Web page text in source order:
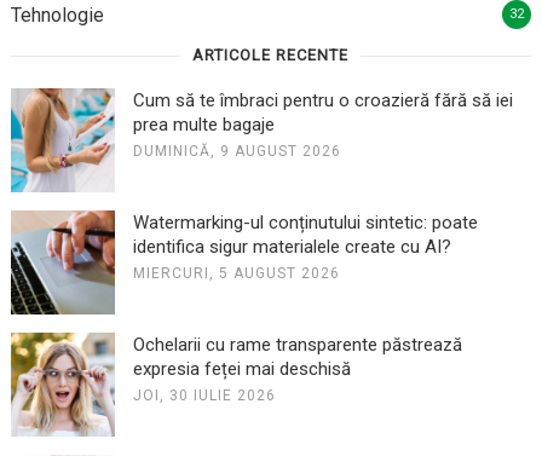
Tehnologie 32
ARTICOLE RECENTE
Cum să te îmbraci pentru o croazieră fără să iei
prea multe bagaje
DUMINICĂ, 9 AUGUST 2026
Watermarking-ul conținutului sintetic: poate
identifica sigur materialele create cu AI?
MIERCURI, 5 AUGUST 2026
Ochelarii cu rame transparente păstrează
expresia feței mai deschisă
JOI, 30 IULIE 2026